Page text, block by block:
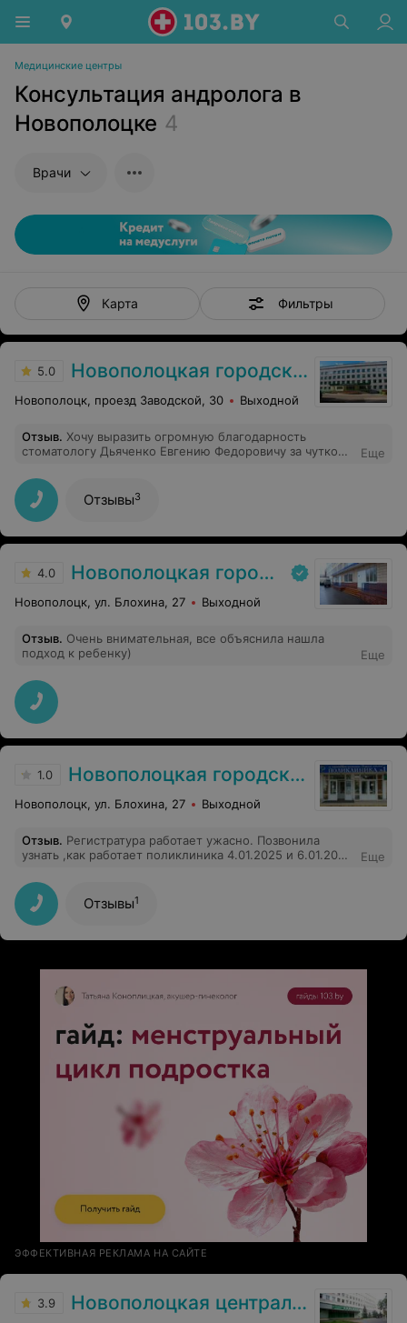
Медицинские центры
Консультация андролога в
Новополоцке 4
Врачи
Карта Фильтры
5.0 Новополоцкая городская поликлиника №4
Новополоцк, проезд Заводской, 30 Выходной
Отзыв. Хочу выразить огромную благодарность
стоматологу Дьяченко Евгению Федоровичу за чуткое
прошло абсолютно без боли и страха. Очень рада, что
попала именно в ваши золотые руки. Обязательно буду
рекомендовать вас своим близким!»
Еще
Отзывы3
4.0 Новополоцкая городская детская поликлиника
Новополоцк, ул. Блохина, 27 Выходной
Отзыв. Очень внимательная, все объяснила нашла
подход к ребенку)
Еще
1.0 Новополоцкая городская поликлиника №1
Новополоцк, ул. Блохина, 27 Выходной
Отзыв. Регистратура работает ужасно. Позвонила
узнать ,как работает поликлиника 4.01.2025 и 6.01.2025
8.01 2025. А оказывается работает.
Еще
Отзывы1
ЭФФЕКТИВНАЯ РЕКЛАМА НА САЙТЕ
3.9 Новополоцкая центральная городская больница